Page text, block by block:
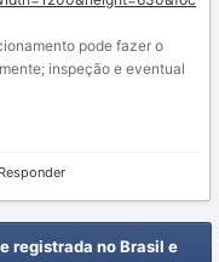
pode fazer o
inspeção e eventual
Responder
registrada no Brasil e